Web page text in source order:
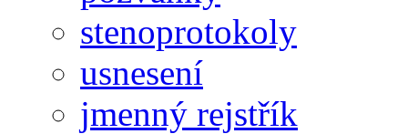
stenoprotokoly
usnesení
jmenný rejstřík